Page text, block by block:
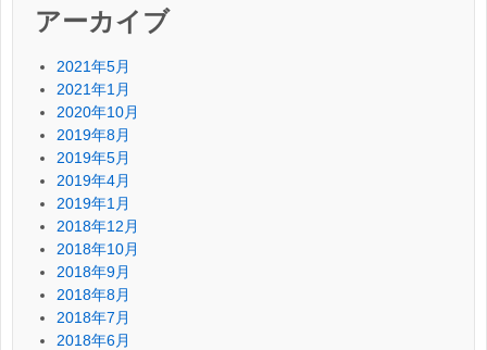
アーカイブ
2021年5月
2021年1月
2020年10月
2019年8月
2019年5月
2019年4月
2019年1月
2018年12月
2018年10月
2018年9月
2018年8月
2018年7月
2018年6月